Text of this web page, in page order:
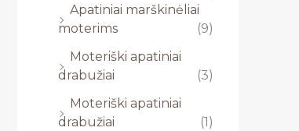
Apatiniai marškinėliai
moterims
(9)
Moteriški apatiniai
drabužiai
(3)
Moteriški apatiniai
drabužiai
(1)